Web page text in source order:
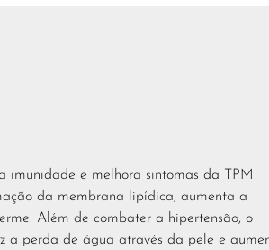
imunidade e melhora sintomas da TPM
da membrana lipídica, aumenta a
Além de combater a hipertensão, o
a perda de água através da pele e